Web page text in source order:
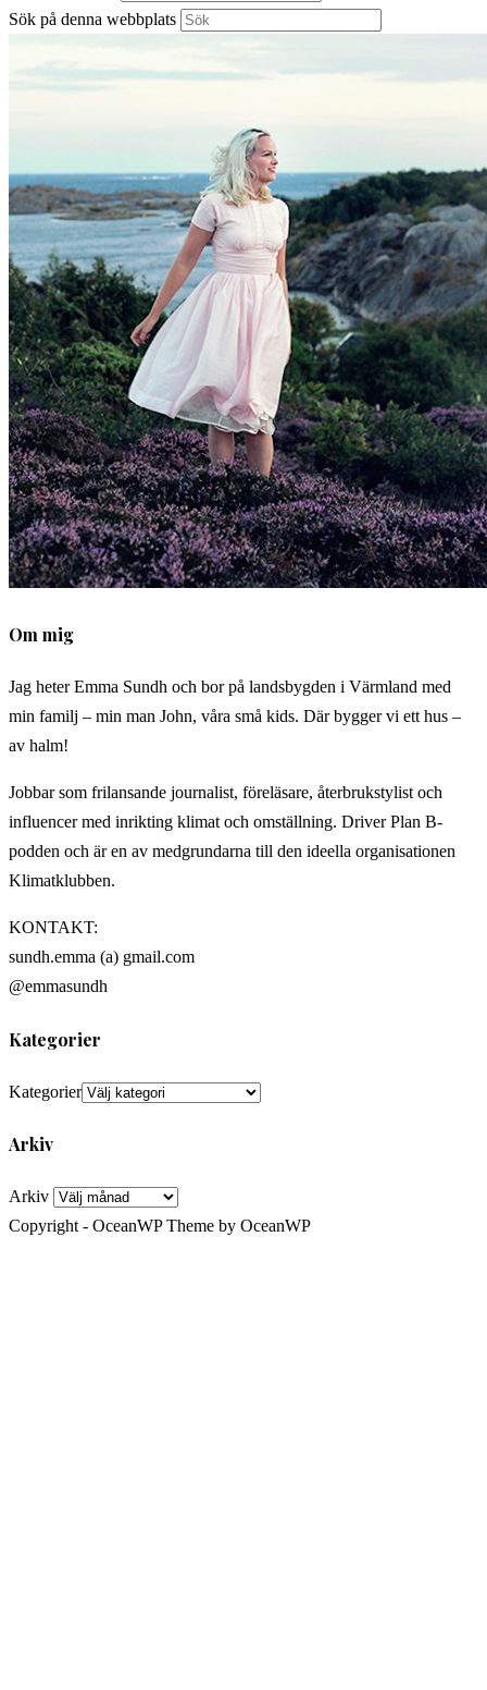
Sök på denna webbplats
Om mig
Jag heter Emma Sundh och bor på landsbygden i Värmland med
min familj – min man John, våra små kids. Där bygger vi ett hus –
av halm!
Jobbar som frilansande journalist, föreläsare, återbrukstylist och
influencer med inrikting klimat och omställning. Driver Plan B-
podden och är en av medgrundarna till den ideella organisationen
Klimatklubben.
KONTAKT:
sundh.emma (a) gmail.com
@emmasundh
Kategorier
Kategorier
Arkiv
Arkiv
Copyright - OceanWP Theme by OceanWP